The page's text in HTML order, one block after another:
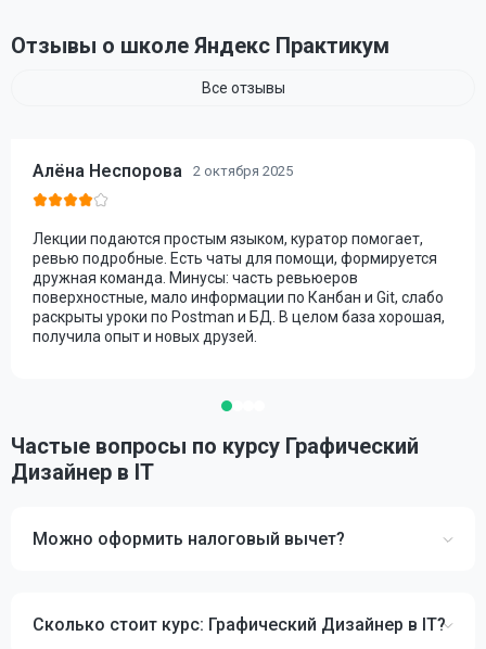
Отзывы о школе Яндекс Практикум
Все отзывы
Алёна Неспорова 2 октября 2025
Лекции подаются простым языком, куратор помогает,
ревью подробные. Есть чаты для помощи, формируется
дружная команда. Минусы: часть ревьюеров
поверхностные, мало информации по Канбан и Git, слабо
раскрыты уроки по Postman и БД. В целом база хорошая,
получила опыт и новых друзей.
Частые вопросы по курсу Графический
Дизайнер в IT
Можно оформить налоговый вычет?
Сколько стоит курс: Графический Дизайнер в IT?